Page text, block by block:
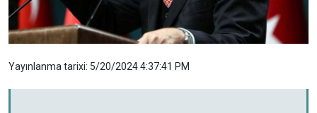
Yayınlanma tarixi: 5/20/2024 4:37:41 PM